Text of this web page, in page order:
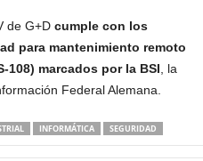
de G+D cumple con los
para mantenimiento remoto
108) marcados por la BSI , la
Federal Alemana.
INFORMÁTICA SEGURIDAD